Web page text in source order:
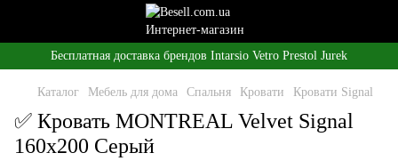
Бесплатная доставка брендов Intarsio Vetro Prestol Jurek
Каталог Мебель для дома Спальня Кровати Кровати Signal
✅ Кровать MONTREAL Velvet Signal
160x200 Серый